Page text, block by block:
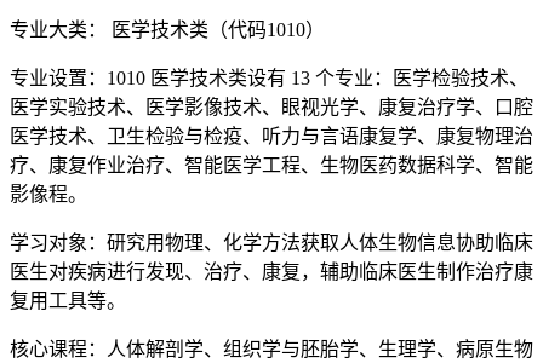
专业大类： 医学技术类（代码1010）
专业设置：1010 医学技术类设有 13 个专业：医学检验技术、
医学实验技术、医学影像技术、眼视光学、康复治疗学、口腔
医学技术、卫生检验与检疫、听力与言语康复学、康复物理治
疗、康复作业治疗、智能医学工程、生物医药数据科学、智能
影像程。
学习对象：研究用物理、化学方法获取人体生物信息协助临床
医生对疾病进行发现、治疗、康复，辅助临床医生制作治疗康
复用工具等。
核心课程：人体解剖学、组织学与胚胎学、生理学、病原生物